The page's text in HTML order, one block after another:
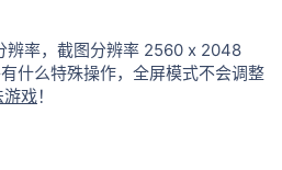
辨率，截图分辨率 2560 x 2048
什么特殊操作，全屏模式不会调整
游戏！